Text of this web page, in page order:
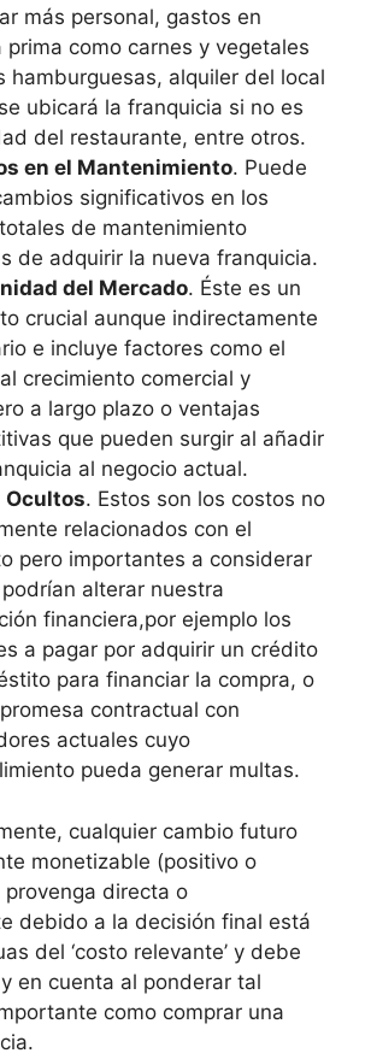
más personal, gastos en
prima como carnes y vegetales
hamburguesas, alquiler del local
ubicará la franquicia si no es
del restaurante, entre otros.
en el Mantenimiento. Puede
significativos en los
de mantenimiento
de adquirir la nueva franquicia.
del Mercado. Éste es un
crucial aunque indirectamente
e incluye factores como el
crecimiento comercial y
a largo plazo o ventajas
que pueden surgir al añadir
al negocio actual.
Ocultos. Estos son los costos no
relacionados con el
pero importantes a considerar
alterar nuestra
financiera,por ejemplo los
a pagar por adquirir un crédito
para financiar la compra, o
contractual con
actuales cuyo
pueda generar multas.
cualquier cambio futuro
monetizable (positivo o
directa o
debido a la decisión final está
del ‘costo relevante’ y debe
en cuenta al ponderar tal
como comprar una